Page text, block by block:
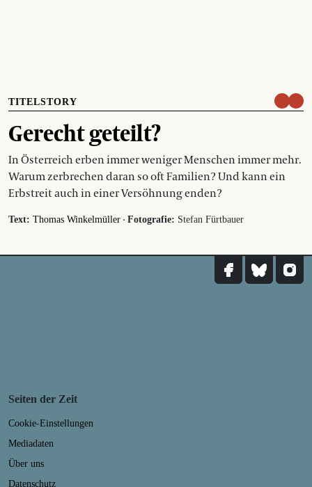
TITELSTORY
Gerecht geteilt?
In Österreich erben immer weniger Menschen immer mehr.
Warum zerbrechen daran so oft Familien? Und kann ein
Erbstreit auch in einer Versöhnung enden?
Text: Thomas Winkelmüller · Fotografie: Stefan Fürtbauer
Seiten der Zeit
Cookie-Einstellungen
Mediadaten
Über uns
Datenschutz